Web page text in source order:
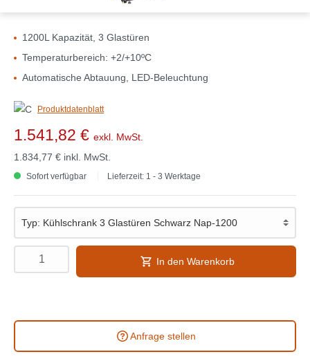
1200L Kapazität, 3 Glastüren
Temperaturbereich: +2/+10ºC
Automatische Abtauung, LED-Beleuchtung
Produktdatenblatt
1.541,82 € exkl. MwSt.
1.834,77 € inkl. MwSt.
Sofort verfügbar Lieferzeit: 1 - 3 Werktage
In den Warenkorb
Anfrage stellen